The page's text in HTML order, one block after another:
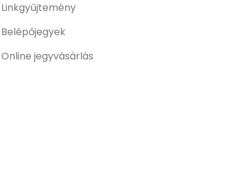
Linkgyűjtemény
Belépőjegyek
Online jegyvásárlás